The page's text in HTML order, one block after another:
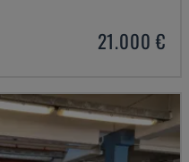
21.000 €